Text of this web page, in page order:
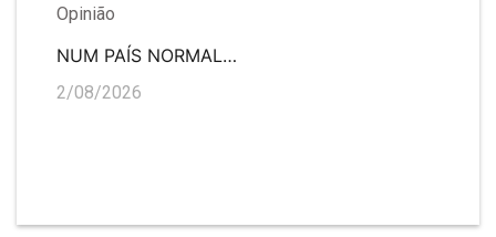
Opinião
NUM PAÍS NORMAL…
2/08/2026